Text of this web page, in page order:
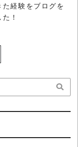
経験をブログを
！